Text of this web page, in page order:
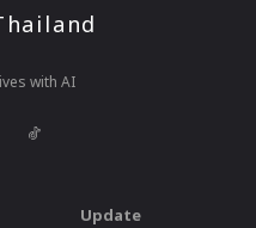
with AI
Update